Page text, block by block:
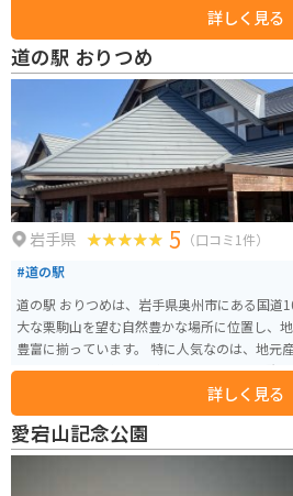
ンプ場は、50区画があり、水道やカマドなど
山がほぼ見えません。 ・フリーサイトは、岩
ーも可能ですが、車の乗り入れはできません
乗り入れができ、テントの設営や撤収が簡単
位置にあります。 ・コテージは、25棟あり
ロ、テレビなどの設備が整っています。
詳しく見る
道の駅 おりつめ
岩手県 5 （口コミ1件）
#道の駅
道の駅 おりつめは、岩手県奥州市にある国道
大な栗駒山を望む自然豊かな場所に位置し、
豊富に揃っています。 特に人気なのは、地元産のそば粉を使った手打ちそば
や、旬の山菜を使った料理です。また、栗駒
地元産の牛乳を使ったソフトクリームもおす
は、広々とした駐車場があるので安心です。
しても最適です。 周辺には、世界遺産「平泉」や、温泉地として知られる
「須川高原温泉」など、観光スポットも充実
グルメを満喫できる道の駅 おりつめは、岩
詳しく見る
愛宕山記念公園